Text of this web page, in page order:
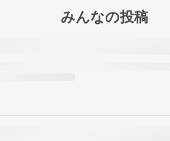
みんなの投稿